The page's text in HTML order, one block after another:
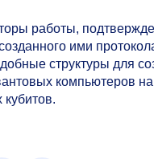
работы,
ими
структуры для
компьютеров